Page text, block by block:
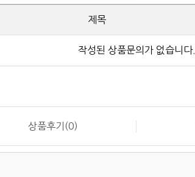
제목
작성된 상품문의가 없습니다.
상품후기(0)